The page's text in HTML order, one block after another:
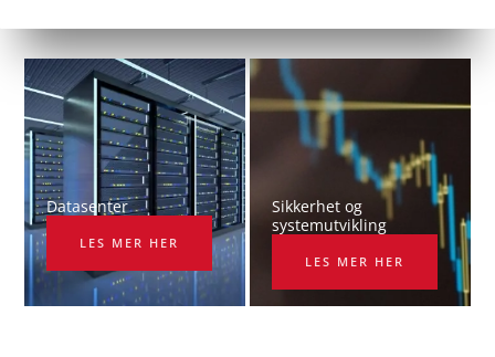
Datasenter
LES MER HER
Sikkerhet og
systemutvikling
LES MER HER